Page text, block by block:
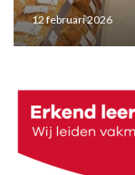
12 februari 2026